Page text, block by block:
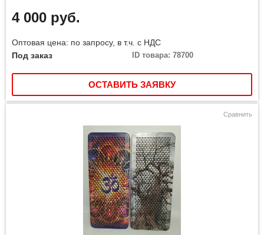
4 000 руб.
Оптовая цена: по запросу, в т.ч. с НДС
Под заказ
ID товара: 78700
ОСТАВИТЬ ЗАЯВКУ
Сравнить